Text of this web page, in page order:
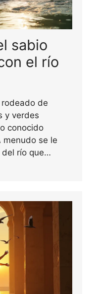
sabio
el río
de
y verdes
conocido
menudo se le
del río que…